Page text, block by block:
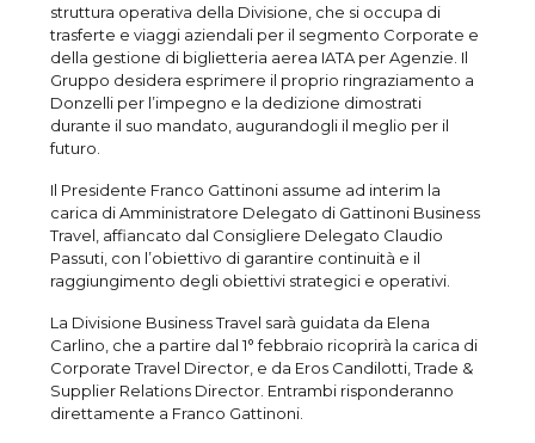
struttura operativa della Divisione, che si occupa di
trasferte e viaggi aziendali per il segmento Corporate e
della gestione di biglietteria aerea IATA per Agenzie. Il
Gruppo desidera esprimere il proprio ringraziamento a
Donzelli per l’impegno e la dedizione dimostrati
durante il suo mandato, augurandogli il meglio per il
futuro.
Il Presidente Franco Gattinoni assume ad interim la
carica di Amministratore Delegato di Gattinoni Business
Travel, affiancato dal Consigliere Delegato Claudio
Passuti, con l’obiettivo di garantire continuità e il
raggiungimento degli obiettivi strategici e operativi.
La Divisione Business Travel sarà guidata da Elena
Carlino, che a partire dal 1° febbraio ricoprirà la carica di
Corporate Travel Director, e da Eros Candilotti, Trade &
Supplier Relations Director. Entrambi risponderanno
direttamente a Franco Gattinoni.